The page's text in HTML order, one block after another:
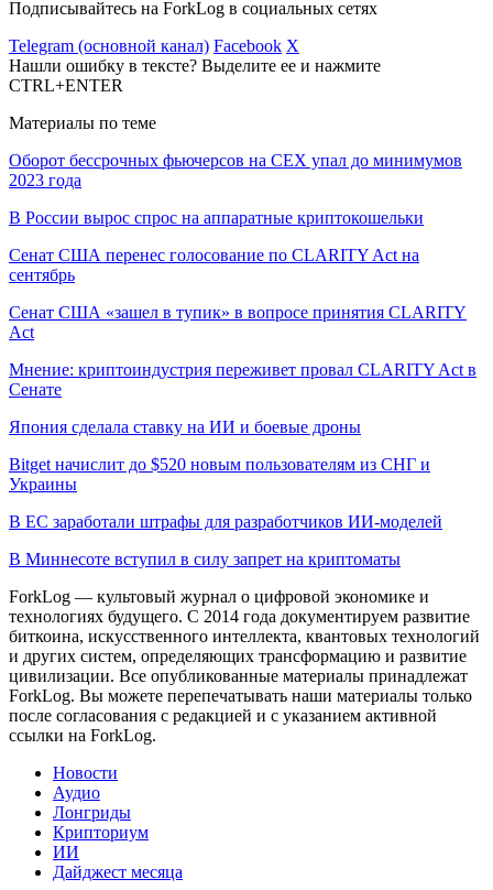
Подписывайтесь на ForkLog в социальных сетях
Telegram (основной канал) Facebook X
Нашли ошибку в тексте? Выделите ее и нажмите
CTRL+ENTER
Материалы по теме
Оборот бессрочных фьючерсов на CEX упал до минимумов
2023 года
В России вырос спрос на аппаратные криптокошельки
Сенат США перенес голосование по CLARITY Act на
сентябрь
Сенат США «зашел в тупик» в вопросе принятия CLARITY
Act
Мнение: криптоиндустрия переживет провал CLARITY Act в
Сенате
Япония сделала ставку на ИИ и боевые дроны
Bitget начислит до $520 новым пользователям из СНГ и
Украины
В ЕС заработали штрафы для разработчиков ИИ-моделей
В Миннесоте вступил в силу запрет на криптоматы
ForkLog — культовый журнал о цифровой экономике и
технологиях будущего. С 2014 года документируем развитие
биткоина, искусственного интеллекта, квантовых технологий
и других систем, определяющих трансформацию и развитие
цивилизации. Все опубликованные материалы принадлежат
ForkLog. Вы можете перепечатывать наши материалы только
после согласования с редакцией и с указанием активной
ссылки на ForkLog.
Новости
Аудио
Лонгриды
Крипториум
ИИ
Дайджест месяца